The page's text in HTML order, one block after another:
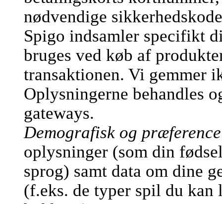
nødvendige
Spigo indsamler specifikt
bruges ved køb af
transaktionen. Vi gemmer
Oplysningerne behandles
gateways.
Demografisk og
oplysninger (som din
sprog) samt data om dine
(f.eks. de typer spil du kan